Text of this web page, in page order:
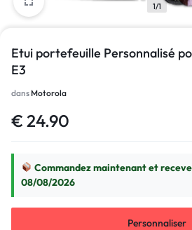
1/1
Etui portefeuille Personnalisé
E3
dans Motorola
€ 24.90
Commandez maintenant et
08/08/2026
Personnaliser